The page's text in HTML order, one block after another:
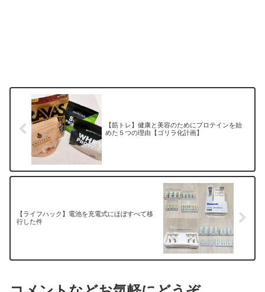
【筋トレ】健康と美容のためにプロテインを始
めた５つの理由【ゴリラ化計画】
【ライフハック】電池を充電式にほぼすべて移
行した件